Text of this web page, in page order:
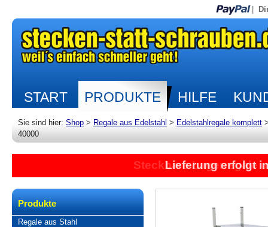
START PRODUKTE HILFE
Sie sind hier: Shop > Regale aus Edelstahl > Edelstahlregale komplett
40000
Lieferung erfolgt
Produkte
Regale aus Stahl